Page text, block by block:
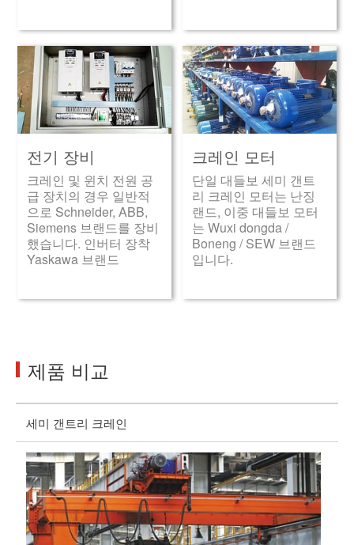
전기 장비
크레인 및 윈치 전원 공
급 장치의 경우 일반적
으로 Schneider, ABB,
Siemens 브랜드를 장비
했습니다. 인버터 장착
Yaskawa 브랜드
크레인 모터
단일 대들보 세미 갠트
리 크레인 모터는 난징
랜드, 이중 대들보 모터
는 Wuxi dongda /
Boneng / SEW 브랜드
입니다.
제품 비교
세미 갠트리 크레인